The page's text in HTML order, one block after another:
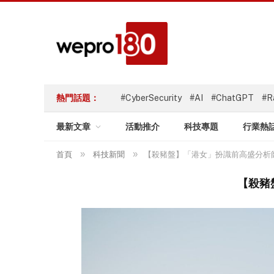
熱門話題： #CyberSecurity #AI #ChatGPT
最新文章 活動推介 科技專題 行業熱
首頁 » 科技新聞 » 【殺豬盤】「港女」扮識前高盛
【殺